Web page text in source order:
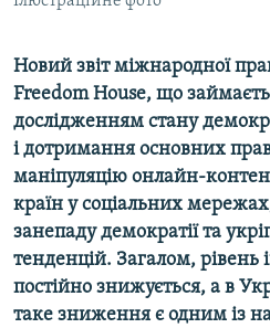
Усі сайти RFE/RL
Новий звіт міжнародної
Freedom House, що
дослідженням стану
і дотримання основних
маніпуляцію онлайн-
країн у соціальних
занепаду демократії та
тенденцій. Загалом, рівень
постійно знижується, а в
таке зниження є одним із